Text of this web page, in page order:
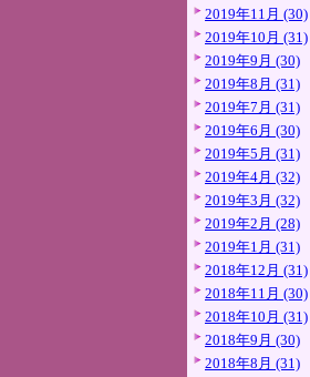
2019年11月 (30)
2019年10月 (31)
2019年9月 (30)
2019年8月 (31)
2019年7月 (31)
2019年6月 (30)
2019年5月 (31)
2019年4月 (32)
2019年3月 (32)
2019年2月 (28)
2019年1月 (31)
2018年12月 (31)
2018年11月 (30)
2018年10月 (31)
2018年9月 (30)
2018年8月 (31)